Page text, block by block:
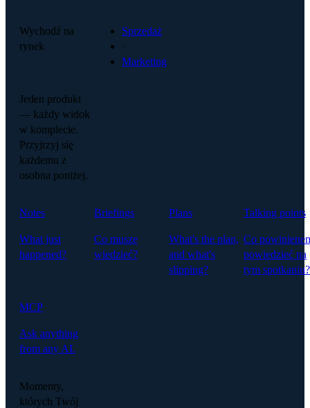
Wychodź na
rynek
Sprzedaż
·
Marketing
Jeden produkt
— każdy widok
w komplecie.
Przyjrzyj się
każdemu z
osobna poniżej.
Notes
What just
happened?
Briefings
Co muszę
wiedzieć?
Plans
What's the plan,
and what's
slipping?
Talking points
Co
powiedzieć na
tym spotkaniu?
MCP
Ask anything
from any AI.
Momenty,
których Twój